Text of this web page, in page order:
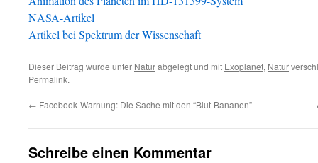
NASA-Artikel
Artikel bei Spektrum der Wissenschaft
Dieser Beitrag wurde unter Naturabgelegt und mit Exoplanet, Natur
Permalink.
← Facebook-Warnung: Die Sache mit den “Blut-Bananen”
Schreibe einen Kommentar